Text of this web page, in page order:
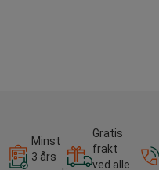
Minst
3 års
Gratis
frakt
ved alle